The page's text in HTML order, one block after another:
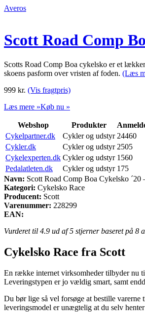
Averos
Scott Road Comp
Scotts Road Comp Boa cykelsko er et
skoens pasform over vristen af foden. (Læs
999 kr. (Vis fragtpris)
Læs mere »Køb nu »
Webshop Produkter
Cykelpartner.dk
Cykler og udstyr 24460
Cykler.dk
Cykler og udstyr 2505
Cykelexperten.dk Cykler og udstyr 1560
Pedalatleten.dk
Cykler og udstyr 175
Navn: Scott Road Comp Boa Cykelsko ´20
Kategori: Cykelsko Race
Producent: Scott
Varenummer: 228299
EAN:
Vurderet til 4.9 ud af 5 stjerner baseret på 8
Cykelsko Race fra Scott
En række internet virksomheder tilbyder nu
Leveringstypen er jo vældig smart, samt
Du bør lige så vel forsøge at bestille
leveringsmodel er unægtelig at du selv